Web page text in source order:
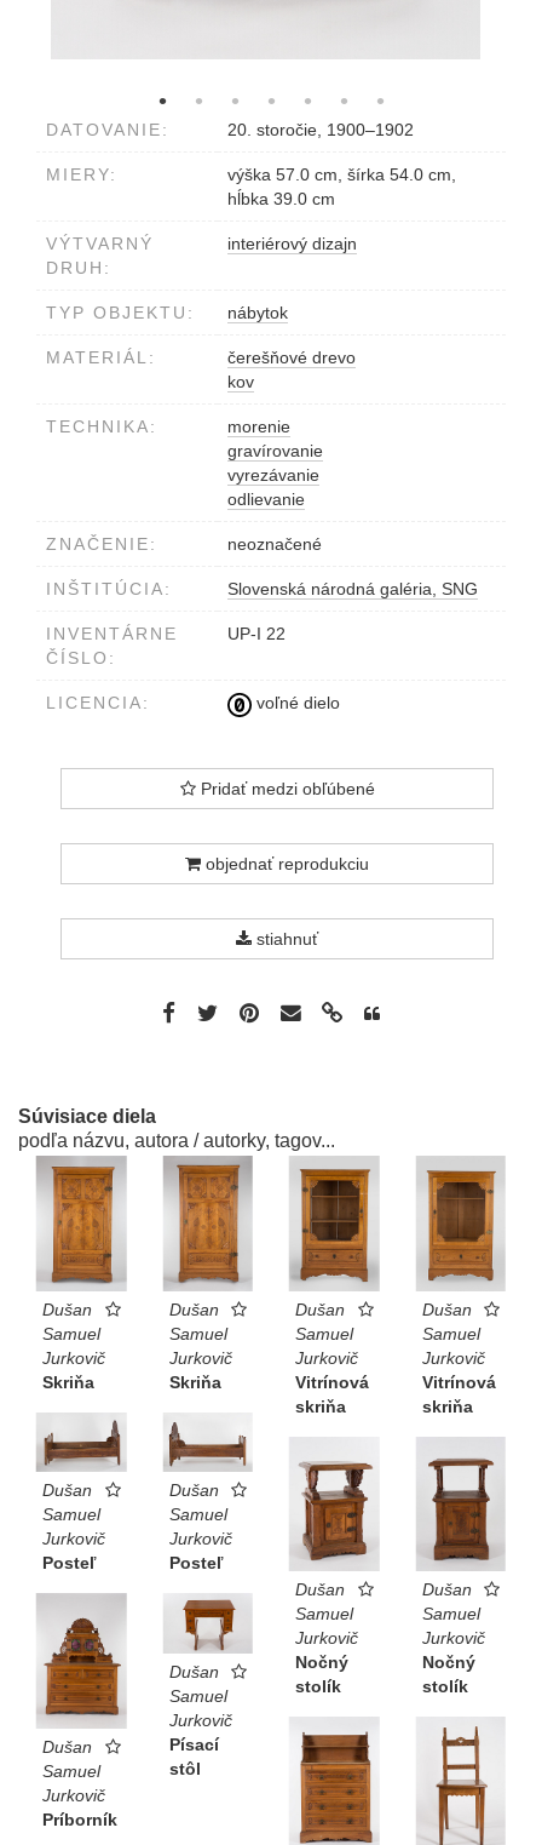
DATOVANIE: 20. storočie, 1900–1902
MIERY:
výška 57.0 cm, šírka 54.0 cm,
hĺbka 39.0 cm
VÝTVARNÝ
DRUH:
interiérový dizajn
TYP OBJEKTU: nábytok
MATERIÁL:
čerešňové drevo
kov
TECHNIKA:
morenie
gravírovanie
vyrezávanie
odlievanie
ZNAČENIE: neoznačené
INŠTITÚCIA: Slovenská národná galéria, SNG
INVENTÁRNE
ČÍSLO:
UP-I 22
LICENCIA: voľné dielo
Pridať medzi obľúbené
objednať reprodukciu
stiahnuť
Súvisiace diela
podľa názvu, autora / autorky, tagov...
Dušan
Samuel
Jurkovič
Skriňa
Dušan
Samuel
Jurkovič
Skriňa
Dušan
Samuel
Jurkovič
Vitrínová
skriňa
Dušan
Samuel
Jurkovič
Vitrínová
skriňa
Dušan
Samuel
Jurkovič
Posteľ
Dušan
Samuel
Jurkovič
Posteľ
Dušan
Samuel
Jurkovič
Nočný
stolík
Dušan
Samuel
Jurkovič
Nočný
stolík
Dušan
Samuel
Jurkovič
Príborník
Dušan
Samuel
Jurkovič
Písací
stôl